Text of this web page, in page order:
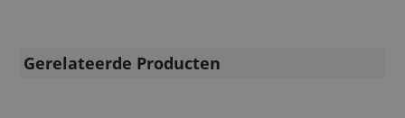
Gerelateerde Producten